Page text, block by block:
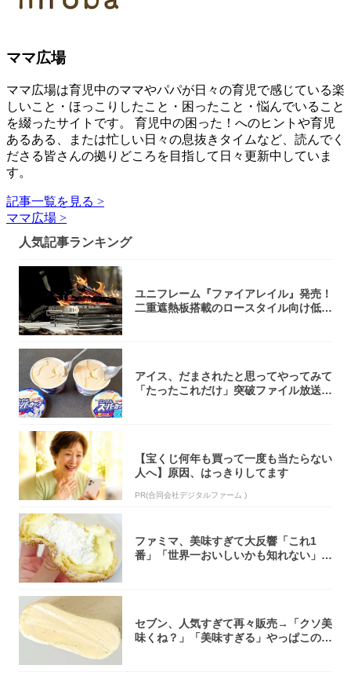
ママ広場
ママ広場は育児中のママやパパが日々の育児で感じている楽
しいこと・ほっこりしたこと・困ったこと・悩んでいること
を綴ったサイトです。 育児中の困った！へのヒントや育児
あるある、または忙しい日々の息抜きタイムなど、読んでく
ださる皆さんの拠りどころを目指して日々更新中していま
す。
記事一覧を見る >
ママ広場 >
人気記事ランキング
ユニフレーム『ファイアレイル』発売！
二重遮熱板搭載のロースタイル向け低型
アイス、だまされたと思ってやってみて
「たったこれだけ」突破ファイル放送で
【宝くじ何年も買って一度も当たらない
人へ】原因、はっきりしてます
PR(合同会社デジタルファーム )
ファミマ、美味すぎて大反響「これ1
番」「世界一おいしいかも知れない」
セブン、人気すぎて再々販売→「クソ美
味くね？」「美味すぎる」やっぱこのク